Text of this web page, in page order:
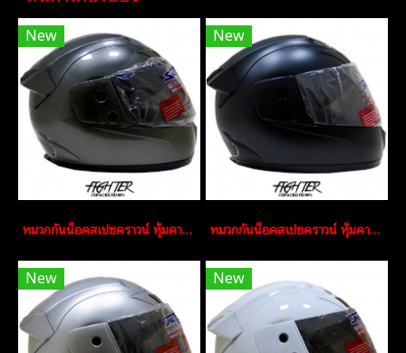
New
หมวกกันน็อคสเปซคราวน์ หุ้มคาง Fighter-C สีเทา
New
หมวกกันน็อคสเปซคราวน์ หุ้มคาง Fighter-C สีดำด้าน
New New